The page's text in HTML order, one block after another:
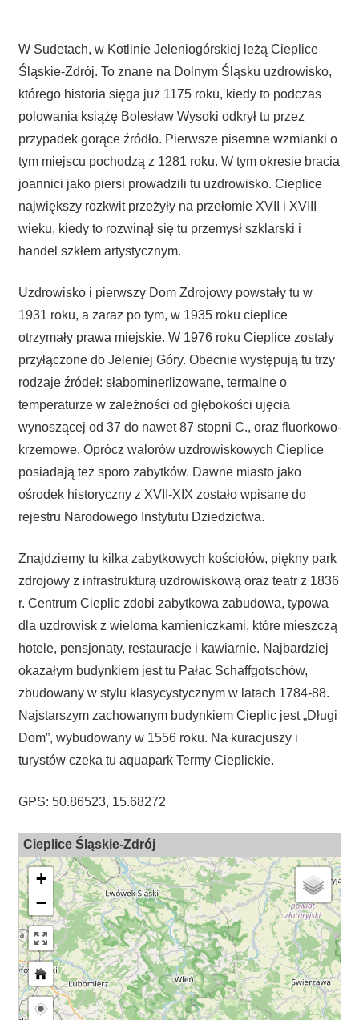
W Sudetach, w Kotlinie Jeleniogórskiej leżą Cieplice
Śląskie-Zdrój. To znane na Dolnym Śląsku uzdrowisko,
którego historia sięga już 1175 roku, kiedy to podczas
polowania książę Bolesław Wysoki odkrył tu przez
przypadek gorące źródło. Pierwsze pisemne wzmianki o
tym miejscu pochodzą z 1281 roku. W tym okresie bracia
joannici jako piersi prowadzili tu uzdrowisko. Cieplice
największy rozkwit przeżyły na przełomie XVII i XVIII
wieku, kiedy to rozwinął się tu przemysł szklarski i
handel szkłem artystycznym.
Uzdrowisko i pierwszy Dom Zdrojowy powstały tu w
1931 roku, a zaraz po tym, w 1935 roku cieplice
otrzymały prawa miejskie. W 1976 roku Cieplice zostały
przyłączone do Jeleniej Góry. Obecnie występują tu trzy
rodzaje źródeł: słabominerlizowane, termalne o
temperaturze w zależności od głębokości ujęcia
wynoszącej od 37 do nawet 87 stopni C., oraz fluorkowo-
krzemowe. Oprócz walorów uzdrowiskowych Cieplice
posiadają też sporo zabytków. Dawne miasto jako
ośrodek historyczny z XVII-XIX zostało wpisane do
rejestru Narodowego Instytutu Dziedzictwa.
Znajdziemy tu kilka zabytkowych kościołów, piękny park
zdrojowy z infrastrukturą uzdrowiskową oraz teatr z 1836
r. Centrum Cieplic zdobi zabytkowa zabudowa, typowa
dla uzdrowisk z wieloma kamieniczkami, które mieszczą
hotele, pensjonaty, restauracje i kawiarnie. Najbardziej
okazałym budynkiem jest tu Pałac Schaffgotschów,
zbudowany w stylu klasycystycznym w latach 1784-88.
Najstarszym zachowanym budynkiem Cieplic jest „Długi
Dom”, wybudowany w 1556 roku. Na kuracjuszy i
turystów czeka tu aquapark Termy Cieplickie.
GPS: 50.86523, 15.68272
Cieplice Śląskie-Zdrój
+
−